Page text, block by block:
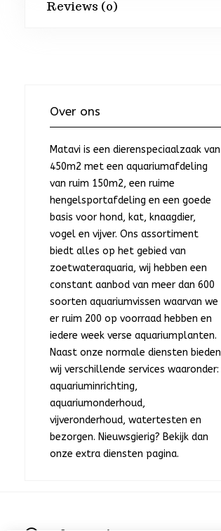
Reviews (0)
Over ons
Matavi is een dierenspeciaalzaak van
450m2 met een aquariumafdeling
van ruim 150m2, een ruime
hengelsportafdeling en een goede
basis voor hond, kat, knaagdier,
vogel en vijver. Ons assortiment
biedt alles op het gebied van
zoetwateraquaria, wij hebben een
constant aanbod van meer dan 600
soorten aquariumvissen waarvan we
er ruim 200 op voorraad hebben en
iedere week verse aquariumplanten.
Naast onze normale diensten bieden
wij verschillende services waaronder:
aquariuminrichting,
aquariumonderhoud,
vijveronderhoud, watertesten en
bezorgen. Nieuwsgierig? Bekijk dan
onze extra diensten pagina.